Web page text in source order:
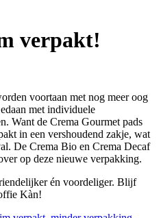
verpakt!
voortaan met nog meer oog
met individuele
Want de Crema Gourmet pads
in een vershoudend zakje, wat
De Crema Bio en Crema Decaf
op deze nieuwe verpakking.
én voordeliger. Blijf
Kàn!